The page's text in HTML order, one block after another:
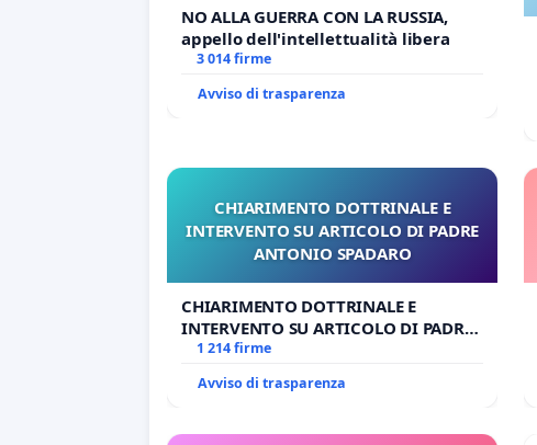
NO ALLA GUERRA CON LA RUSSIA,
appello dell'intellettualità libera
3 014 firme
Avviso di trasparenza
CHIARIMENTO DOTTRINALE E
INTERVENTO SU ARTICOLO DI PADRE
ANTONIO SPADARO
CHIARIMENTO DOTTRINALE E
INTERVENTO SU ARTICOLO DI PADRE
ANTONIO SPADARO
1 214 firme
Avviso di trasparenza